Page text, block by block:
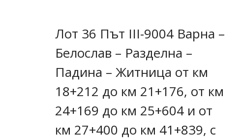
Лот 36 Път III-9004 Варна –
Белослав – Разделна –
Падина – Житница от км
18+212 до км 21+176, от км
24+169 до км 25+604 и от
км 27+400 до км 41+839, с